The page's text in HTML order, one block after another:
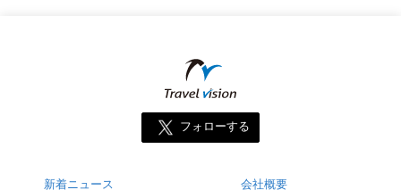
フォローする
新着ニュース
会社概要